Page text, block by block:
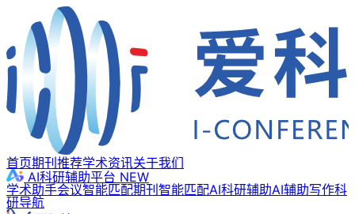
首页期刊推荐学术资讯关于我们
AI科研辅助平台 NEW
学术助手会议智能匹配期刊智能匹配AI科研辅助AI辅助写作科
研导航